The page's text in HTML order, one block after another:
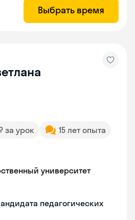
Выбрать время
за урок
15 лет опыта
университет
педагогических